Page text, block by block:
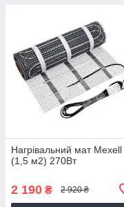
Нагрівальний мат Mexell
(1,5 м2) 270Вт
2 190 ₴ 2 920 ₴